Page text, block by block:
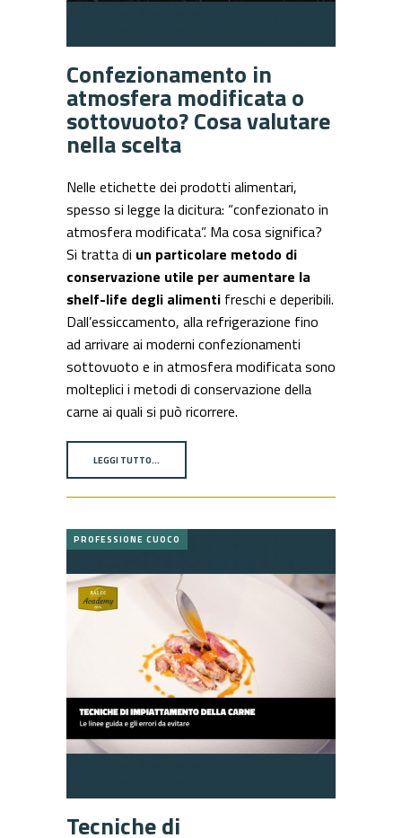
Confezionamento in
atmosfera modificata o
sottovuoto? Cosa valutare
nella scelta
Nelle etichette dei prodotti alimentari,
spesso si legge la dicitura: “confezionato in
atmosfera modificata”. Ma cosa significa?
Si tratta di un particolare metodo di
conservazione utile per aumentare la
shelf-life degli alimenti freschi e deperibili.
Dall’essiccamento, alla refrigerazione fino
ad arrivare ai moderni confezionamenti
sottovuoto e in atmosfera modificata sono
molteplici i metodi di conservazione della
carne ai quali si può ricorrere.
LEGGI TUTTO…
PROFESSIONE CUOCO
Tecniche di